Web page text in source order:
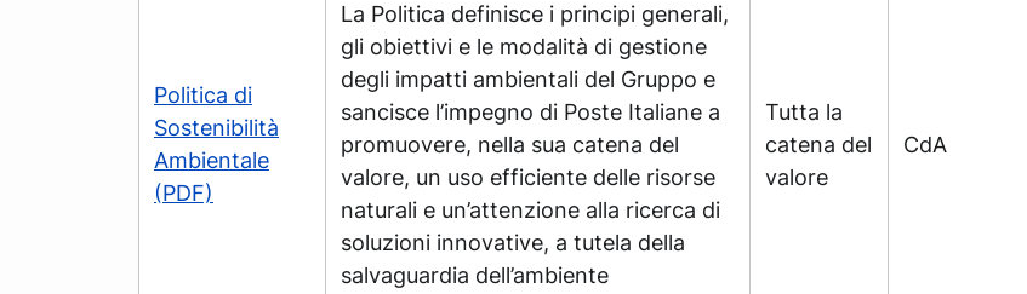
Politica di
Sostenibilità
Ambientale
(PDF)
La Politica definisce i principi generali,
gli obiettivi e le modalità di gestione
degli impatti ambientali del Gruppo e
sancisce l’impegno di Poste Italiane a
promuovere, nella sua catena del
valore, un uso efficiente delle risorse
naturali e un’attenzione alla ricerca di
soluzioni innovative, a tutela della
salvaguardia dell’ambiente
Tutta la
catena del
valore
CdA